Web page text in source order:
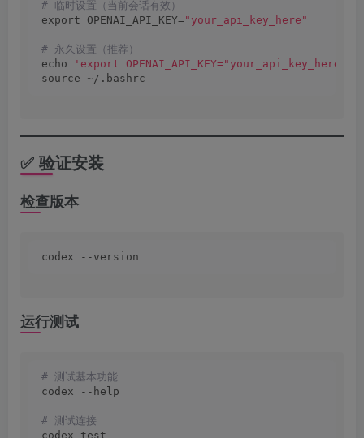
# 临时设置（当前会话有效）
export OPENAI_API_KEY= "your_api_key_here"
# 永久设置（推荐）
echo
'export OPENAI_API_KEY="your_api_key_here"'
source ~/.bashrc
✅ 验证安装
检查版本
codex --version
运行测试
# 测试基本功能
codex --help
# 测试连接
codex test